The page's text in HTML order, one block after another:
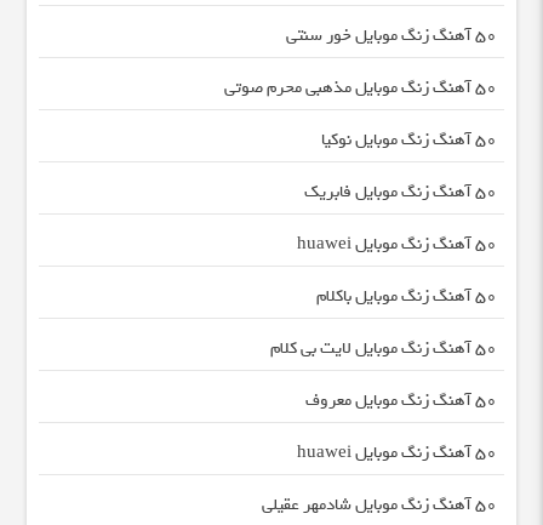
50 آهنگ زنگ موبایل خور سنتی
50 آهنگ زنگ موبایل مذهبی محرم صوتی
50 آهنگ زنگ موبایل نوکیا
50 آهنگ زنگ موبایل فابریک
50 آهنگ زنگ موبایل huawei
50 آهنگ زنگ موبایل باکلام
50 آهنگ زنگ موبایل لایت بی کلام
50 آهنگ زنگ موبایل معروف
50 آهنگ زنگ موبایل huawei
50 آهنگ زنگ موبایل شادمهر عقیلی